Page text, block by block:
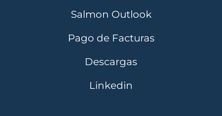
Salmon Outlook
Pago de Facturas
Descargas
Linkedin